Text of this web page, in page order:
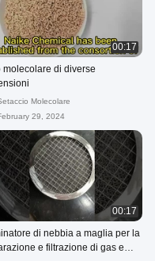
00:17
molecolare di diverse
Molecolare
29, 2024
00:17
di nebbia a maglia per la
e filtrazione di gas e